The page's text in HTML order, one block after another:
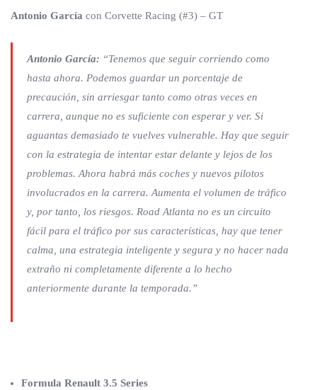
Antonio García con Corvette Racing (#3) – GT
Antonio García: “Tenemos que seguir corriendo como
hasta ahora. Podemos guardar un porcentaje de
precaución, sin arriesgar tanto como otras veces en
carrera, aunque no es suficiente con esperar y ver. Si
aguantas demasiado te vuelves vulnerable. Hay que seguir
con la estrategia de intentar estar delante y lejos de los
problemas. Ahora habrá más coches y nuevos pilotos
involucrados en la carrera. Aumenta el volumen de tráfico
y, por tanto, los riesgos. Road Atlanta no es un circuito
fácil para el tráfico por sus características, hay que tener
calma, una estrategia inteligente y segura y no hacer nada
extraño ni completamente diferente a lo hecho
anteriormente durante la temporada.”
Formula Renault 3.5 Series